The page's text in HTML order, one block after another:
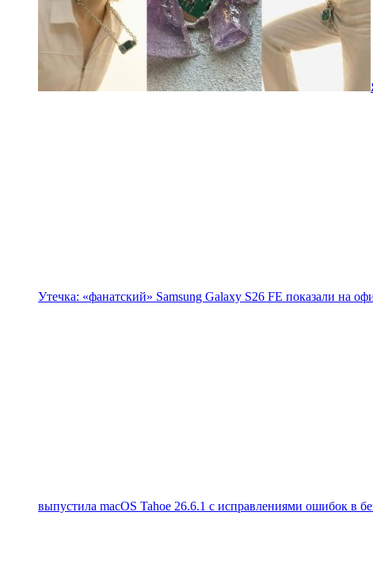
Утечка: «фанатский» Samsung Galaxy S26 FE показали на
выпустила macOS Tahoe 26.6.1 с исправлениями ошибок в